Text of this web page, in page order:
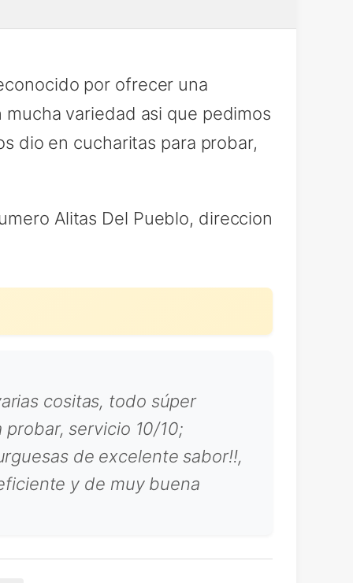
por ofrecer una
variedad asi que pedimos
dio en cucharitas para probar,
Alitas Del Pueblo, direccion
cositas, todo súper
servicio 10/10;
de excelente sabor!!,
y de muy buena